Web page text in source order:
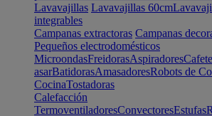
Lavavajillas Lavavajillas 60cm
integrables
Campanas extractoras Campanas
Pequeños electrodomésticos
MicroondasFreidorasAspiradores
asarBatidorasAmasadoresRobots de
CocinaTostadoras
Calefacción
TermoventiladoresConvectoresEstufas